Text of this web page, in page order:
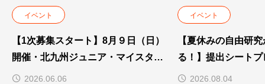
イベント
【1次募集スタート】8月９日（日）
開催・北九州ジュニア・マイスター
2026夏｜美・健康・癒しのプロ講
2026.06.06
イベント
【夏休みの自由研
る！】提出シート
キッチンカー集合
2026.08.04